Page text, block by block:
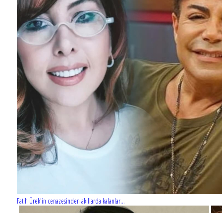
Fatih Ürek'in cenazesinden akıllarda kalanlar...